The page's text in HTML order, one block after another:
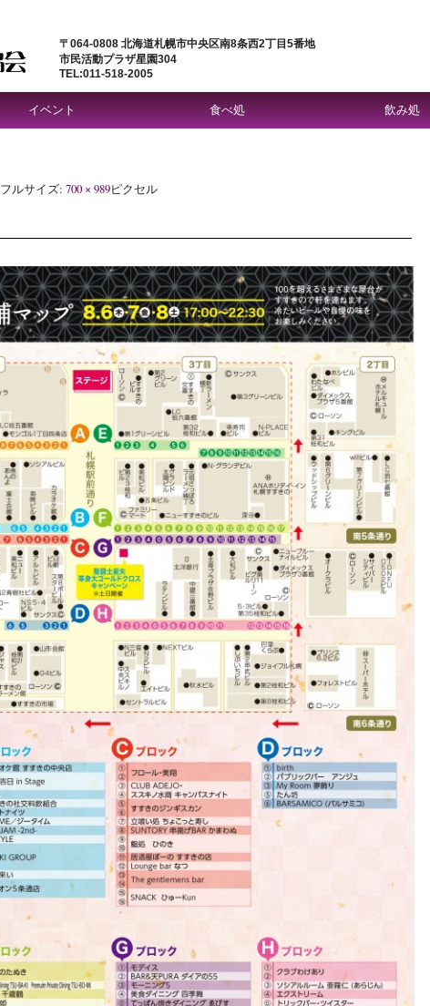
〒064-0808 北海道札幌市中央区南8条西2丁目5番地
市民活動プラザ星園304
TEL:011-518-2005
イベント 食べ処 飲み処
フルサイズ: 700 × 989ピクセル